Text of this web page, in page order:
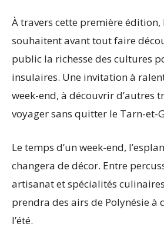
À travers cette première
souhaitent avant tout faire
public la richesse des cultures
insulaires. Une invitation à
week-end, à découvrir d’autres
voyager sans quitter le Tarn-et-
Le temps d’un week-end,
changera de décor. Entre
artisanat et spécialités
prendra des airs de Polynésie à
l’été.